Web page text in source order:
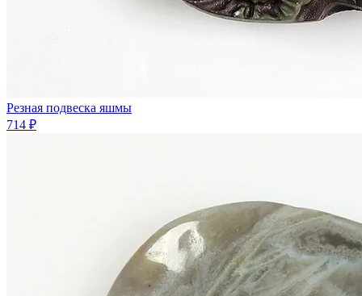
Резная подвеска яшмы
714 ₽